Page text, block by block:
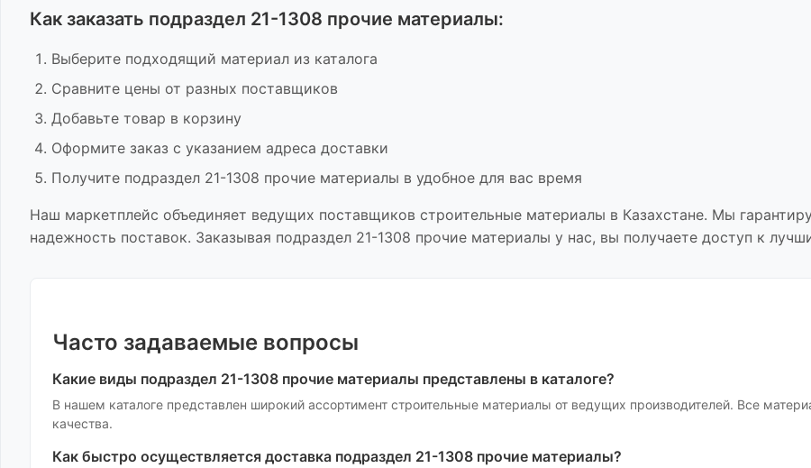
Как заказать подраздел 21-1308 прочие материалы:
Выберите подходящий материал из каталога
Сравните цены от разных поставщиков
Добавьте товар в корзину
Оформите заказ с указанием адреса доставки
Получите подраздел 21-1308 прочие материалы в удобное для вас время
Наш маркетплейс объединяет ведущих поставщиков строительные материалы в Казахстане. Мы
надежность поставок. Заказывая подраздел 21-1308 прочие материалы у нас, вы получаете доступ к
Часто задаваемые вопросы
Какие виды подраздел 21-1308 прочие материалы представлены в каталоге?
В нашем каталоге представлен широкий ассортимент строительные материалы от ведущих производителей. Все
качества.
Как быстро осуществляется доставка подраздел 21-1308 прочие материалы?